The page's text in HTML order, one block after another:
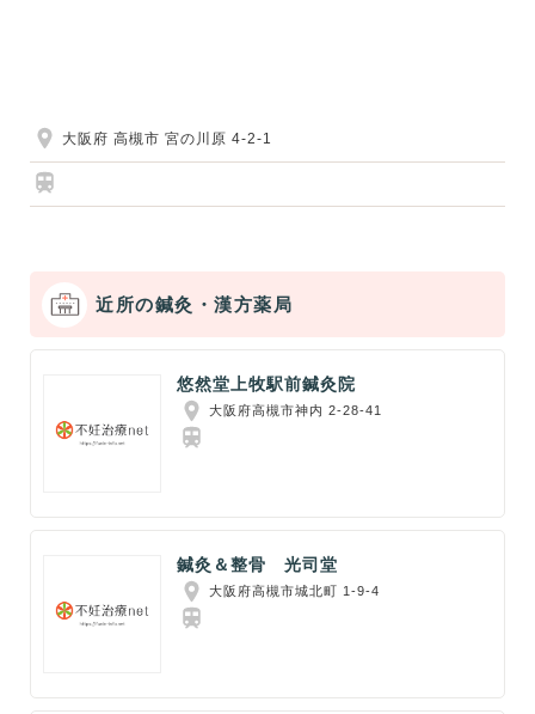
大阪府 高槻市 宮の川原 4-2-1
近所の鍼灸・漢方薬局
悠然堂上牧駅前鍼灸院
大阪府高槻市神内 2-28-41
鍼灸＆整骨 光司堂
大阪府高槻市城北町 1-9-4